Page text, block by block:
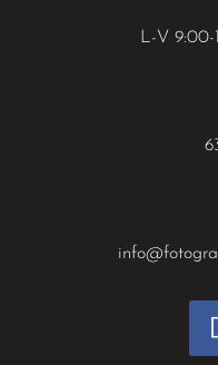
L-V 9:00-